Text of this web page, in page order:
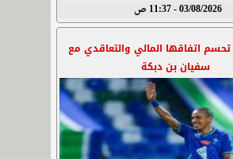
03/08/2026 - 11:37 ص
تحسم اتفاقها المالي والتعاقدي مع
سفيان بن دبكة